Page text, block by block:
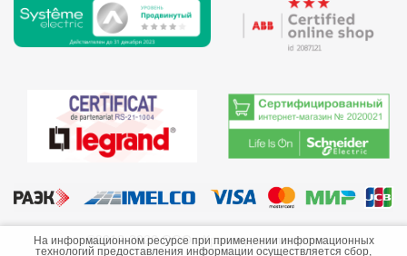
©2013-2026 ООО «Краснодарэлектро»
На информационном ресурсе при применении информационных
технологий предоставления информации осуществляется сбор,